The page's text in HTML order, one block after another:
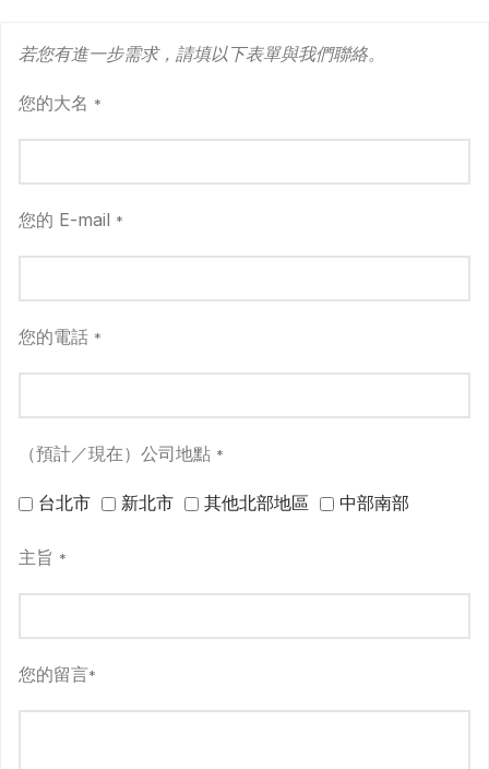
若您有進一步需求，請填以下表單與我們聯絡。
您的大名 *
您的 E-mail *
您的電話 *
（預計／現在）公司地點 *
台北市 新北市 其他北部地區 中部南部
主旨 *
您的留言*